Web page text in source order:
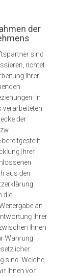
der
sind
richtet
Ihrer
In
verarbeiteten
der
Ihrer
aus den
die
an
Ihrer
Ihnen
Wahrung
sind. Welche
Ihnen vor